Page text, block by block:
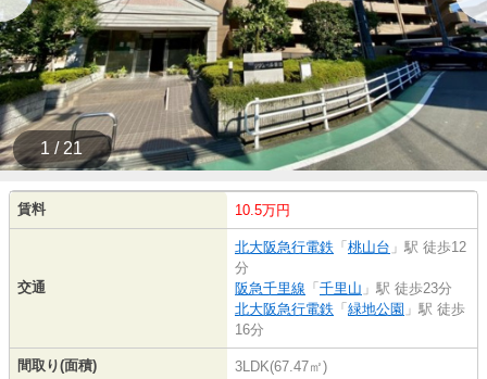
1 / 21
賃料 10.5万円
交通
北大阪急行電鉄 「 桃山台 」駅 徒歩12
分
阪急千里線 「 千里山 」駅 徒歩23分
北大阪急行電鉄 「 緑地公園 」駅 徒歩
16分
間取り(面積) 3LDK(67.47㎡)